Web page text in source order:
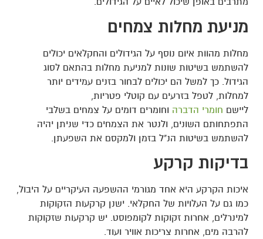
מניעת מחלות צמחים
מחלות מהוות איום נוסף על הגידולים והחקלאים יכולים
להשתמש בשיטות שונות למניעת מחלות בהתאם לסוג
הגידול. כך למשל הם יכולים לבחור בזנים עמידים יותר
למחלות, לטפל בזרעים עם קוטלי פטריות,
ליישם חומרי הדברה וחומרים דומים על צמחים בשלבי
התפתחותם השונים, ולנטר את הצמחים כדי שניתן יהיה
להשתמש בשיטות הנ"ל בזמן ולמקסם את השפעתן.
בדיקות קרקע
איכות הקרקע היא אחד מגורמי ההשפעה העיקריים על היבול,
כמו גם על העלויות של החקלאי. ישנן קרקעות הזקוקות
למינרלים, אחרות זקוקות לקומפוסט. יש קרקעות שזקוקות
להרבה מים, אחרות צריכות אוויר ועוד.